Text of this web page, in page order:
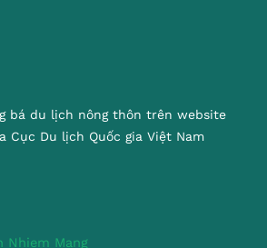
bá du lịch nông thôn trên website
Cục Du lịch Quốc gia Việt Nam